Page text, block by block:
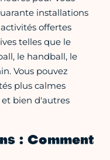
installations
offertes
telles que le
le handball, le
Vous pouvez
plus calmes
bien d'autres
: Comment